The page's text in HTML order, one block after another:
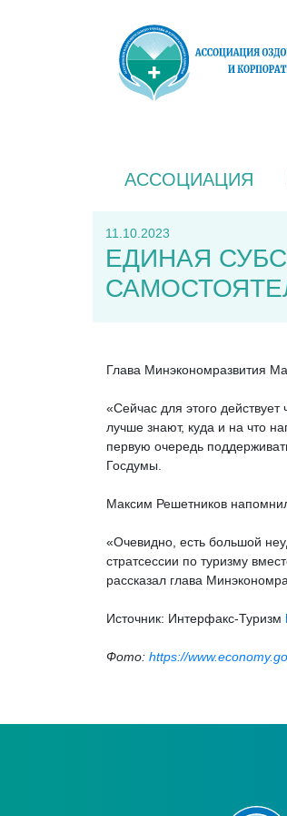
АССОЦИАЦИЯ
11.10.2023
ЕДИНАЯ
Глава Минэкономразвития
«Сейчас для этого
лучше знают, куда и на что
первую очередь
Госдумы.
Максим Решетников
«Очевидно, есть большой
стратсессии по туризму
рассказал глава
Источник: Интерфакс-Туризм
Фото: https://